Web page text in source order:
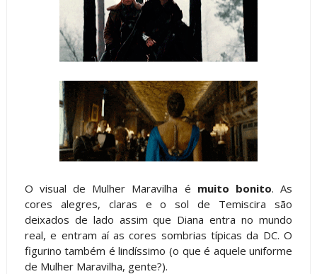
O visual de Mulher Maravilha é muito bonito. As
cores alegres, claras e o sol de Temiscira são
deixados de lado assim que Diana entra no mundo
real, e entram aí as cores sombrias típicas da DC. O
figurino também é lindíssimo (o que é aquele uniforme
de Mulher Maravilha, gente?).